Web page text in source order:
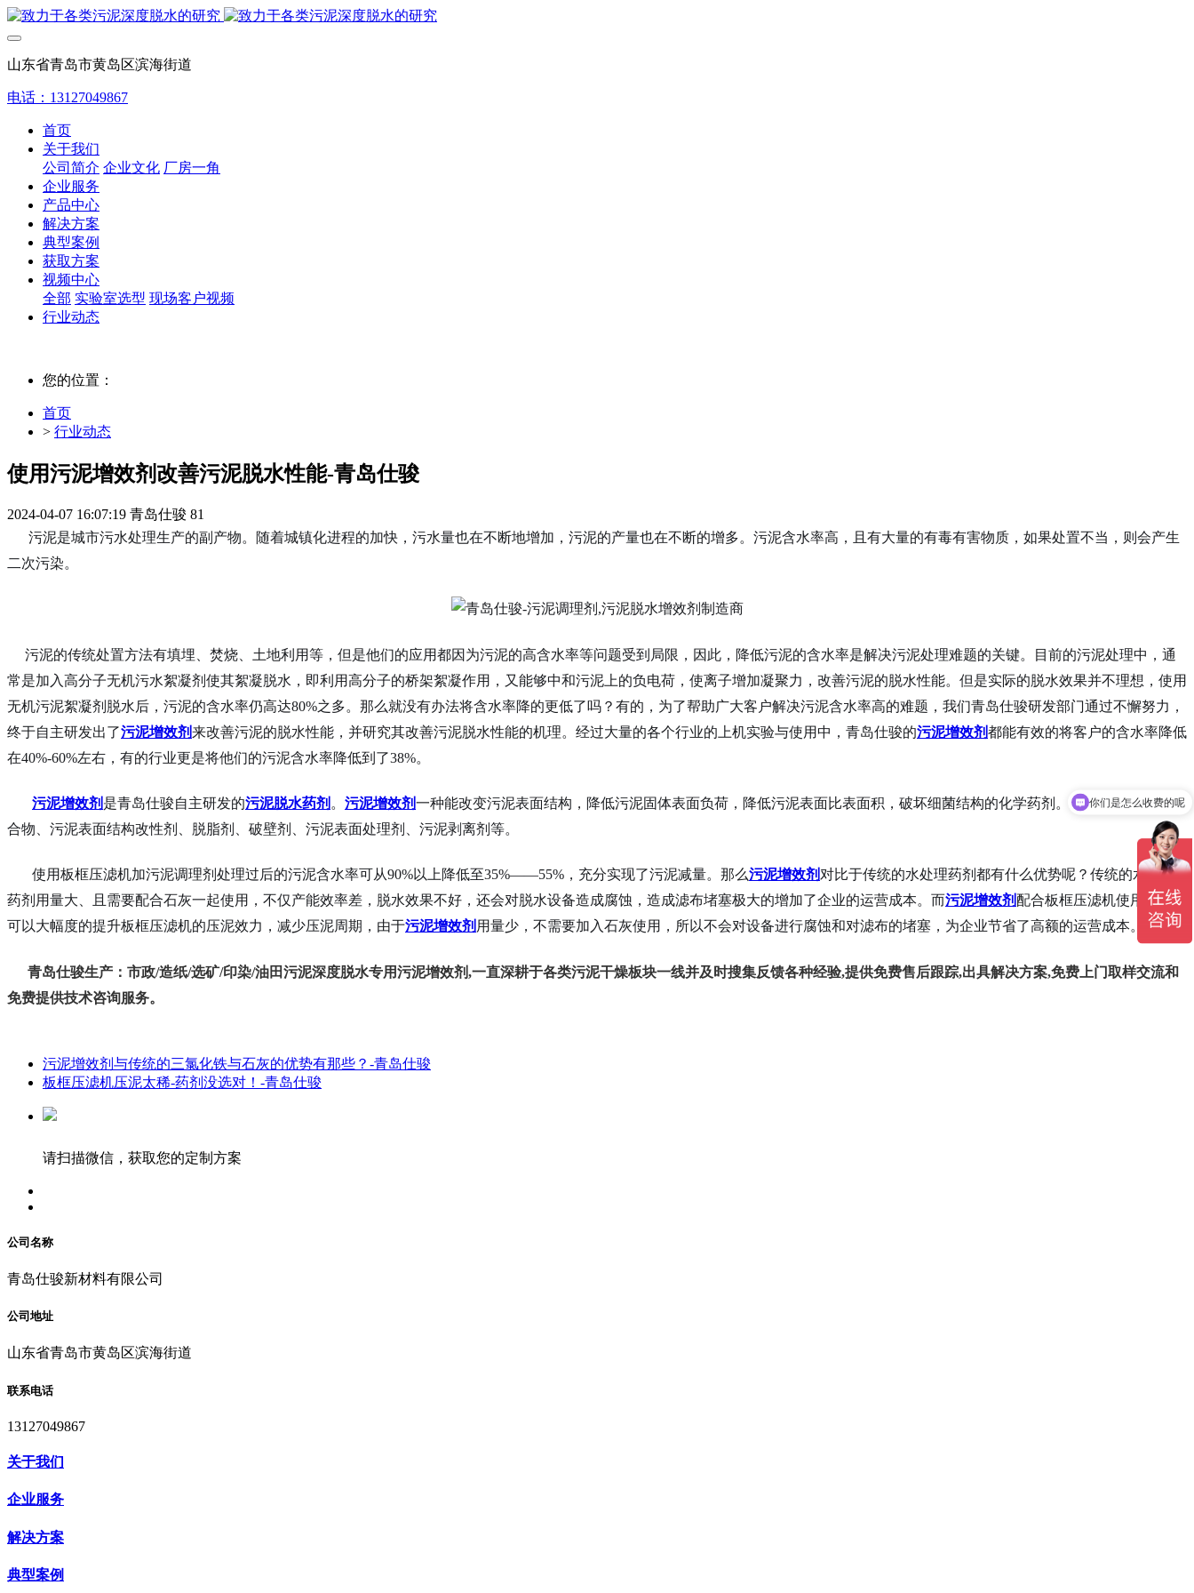
山东省青岛市黄岛区滨海街道
电话：13127049867
首页
关于我们
公司简介 企业文化 厂房一角
企业服务
产品中心
解决方案
典型案例
获取方案
视频中心
全部 实验室选型 现场客户视频
行业动态
您的位置：
首页
> 行业动态
使用污泥增效剂改善污泥脱水性能-青岛仕骏
2024-04-07 16:07:19 青岛仕骏 81
污泥是城市污水处理生产的副产物。随着城镇化进程的加快，污水量也在不断地增加，污泥的产量也在不断的增多。污泥含水率高，且有大量的有毒有害物质，如果处置不当，则会产生
二次污染。
污泥的传统处置方法有填埋、焚烧、土地利用等，但是他们的应用都因为污泥的高含水率等问题受到局限，因此，降低污泥的含水率是解决污泥处理难题的关键。目前的污泥处理中，通
常是加入高分子无机污水絮凝剂使其絮凝脱水，即利用高分子的桥架絮凝作用，又能够中和污泥上的负电荷，使离子增加凝聚力，改善污泥的脱水性能。但是实际的脱水效果并不理想，使用
无机污泥絮凝剂脱水后，污泥的含水率仍高达80%之多。那么就没有办法将含水率降的更低了吗？有的，为了帮助广大客户解决污泥含水率高的难题，我们青岛仕骏研发部门通过不懈努力，
终于自主研发出了污泥增效剂来改善污泥的脱水性能，并研究其改善污泥脱水性能的机理。经过大量的各个行业的上机实验与使用中，青岛仕骏的污泥增效剂都能有效的将客户的含水率降低
在40%-60%左右，有的行业更是将他们的污泥含水率降低到了38%。
污泥增效剂 是青岛仕骏自主研发的污泥脱水药剂 。 污泥增效剂一种能改变污泥表面结构，降低污泥固体表面负荷，降低污泥表面比表面积，破坏细菌结构的化学药剂。主要成分为无机化
合物、污泥表面结构改性剂、脱脂剂、破壁剂、污泥表面处理剂、污泥剥离剂等。
使用板框压滤机加污泥调理剂处理过后的污泥含水率可从90%以上降低至35%——55%，充分实现了污泥减量。那么污泥增效剂 对比于传统的水处理药剂都有什么优势呢？传统的水处理
药剂用量大、且需要配合石灰一起使用，不仅产能效率差，脱水效果不好，还会对脱水设备造成腐蚀，造成滤布堵塞极大的增加了企业的运营成本。而污泥增效剂配合板框压滤机使用，不仅
可以大幅度的提升板框压滤机的压泥效力，减少压泥周期，由于污泥增效剂 用量少，不需要加入石灰使用，所以不会对设备进行腐蚀和对滤布的堵塞，为企业节省了高额的运营成本。
青岛仕骏生产：市政/造纸/选矿/印染/油田污泥深度脱水专用污泥增效剂,一直深耕于各类污泥干燥板块一线并及时搜集反馈各种经验,提供免费售后跟踪,出具解决方案,免费上门取样交流和
免费提供技术咨询服务。
污泥增效剂与传统的三氯化铁与石灰的优势有那些？-青岛仕骏
板框压滤机压泥太稀-药剂没选对！-青岛仕骏
请扫描微信，获取您的定制方案
公司名称
青岛仕骏新材料有限公司
公司地址
山东省青岛市黄岛区滨海街道
联系电话
13127049867
关于我们
企业服务
解决方案
典型案例
你们是怎么收费的呢